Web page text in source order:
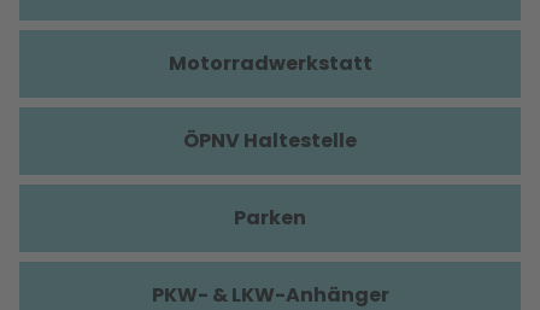
Motorradwerkstatt
ÖPNV Haltestelle
Parken
PKW- & LKW-Anhänger